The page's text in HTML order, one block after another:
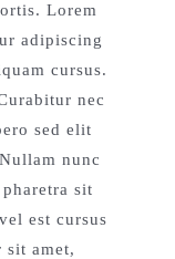
Lorem
adipiscing
cursus.
nec
sed elit
nunc
sit
est cursus
amet,